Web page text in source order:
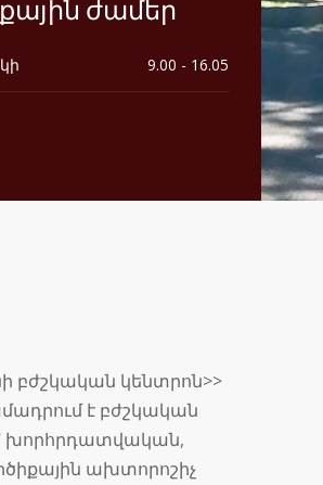
ժամեր
9.00 - 16.05
բժշկական կենտրոն>>
է բժշկական
՝ խորհրդատվական,
ախտորոշիչ